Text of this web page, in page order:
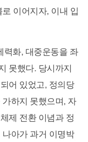
이어지자, 이내 입
력화, 대중운동을 좌
못했다. 당시까지
어 있었고, 정의당
하지 못했으며, 자
제 전환 이념과 정
아가 과거 이명박